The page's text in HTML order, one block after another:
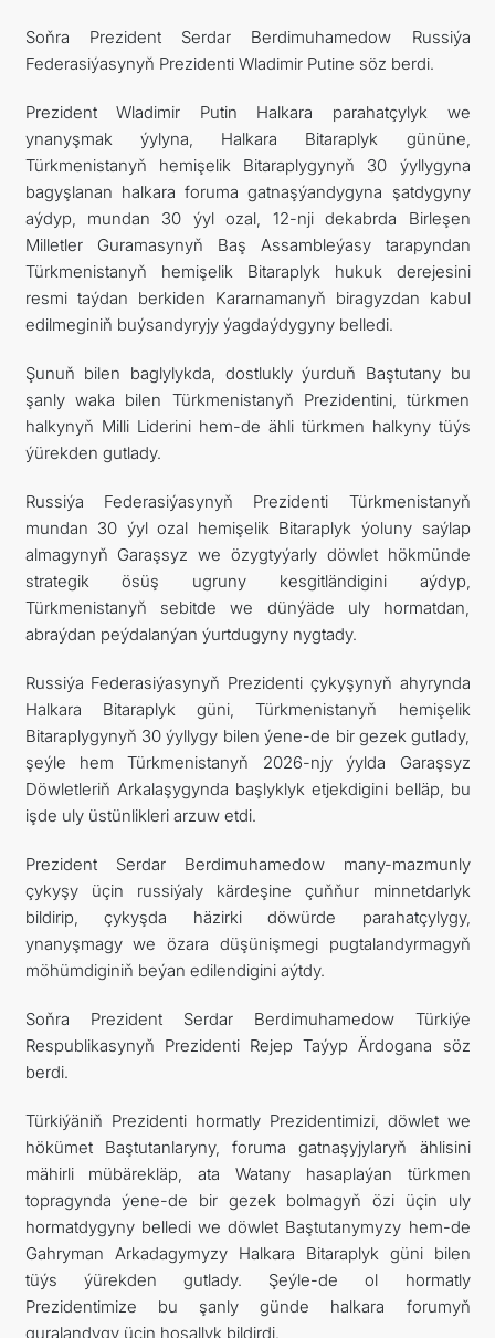
Soňra Prezident Serdar Berdimuhamedow Russiýa
Federasiýasynyň Prezidenti Wladimir Putine söz berdi.
Prezident Wladimir Putin Halkara parahatçylyk we
ynanyşmak ýylyna, Halkara Bitaraplyk gününe,
Türkmenistanyň hemişelik Bitaraplygynyň 30 ýyllygyna
bagyşlanan halkara foruma gatnaşýandygyna şatdygyny
aýdyp, mundan 30 ýyl ozal, 12-nji dekabrda Birleşen
Milletler Guramasynyň Baş Assambleýasy tarapyndan
Türkmenistanyň hemişelik Bitaraplyk hukuk derejesini
resmi taýdan berkiden Kararnamanyň biragyzdan kabul
edilmeginiň buýsandyryjy ýagdaýdygyny belledi.
Şunuň bilen baglylykda, dostlukly ýurduň Baştutany bu
şanly waka bilen Türkmenistanyň Prezidentini, türkmen
halkynyň Milli Liderini hem-de ähli türkmen halkyny tüýs
ýürekden gutlady.
Russiýa Federasiýasynyň Prezidenti Türkmenistanyň
mundan 30 ýyl ozal hemişelik Bitaraplyk ýoluny saýlap
almagynyň Garaşsyz we özygtyýarly döwlet hökmünde
strategik ösüş ugruny kesgitländigini aýdyp,
Türkmenistanyň sebitde we dünýäde uly hormatdan,
abraýdan peýdalanýan ýurtdugyny nygtady.
Russiýa Federasiýasynyň Prezidenti çykyşynyň ahyrynda
Halkara Bitaraplyk güni, Türkmenistanyň hemişelik
Bitaraplygynyň 30 ýyllygy bilen ýene-de bir gezek gutlady,
şeýle hem Türkmenistanyň 2026-njy ýylda Garaşsyz
Döwletleriň Arkalaşygynda başlyklyk etjekdigini belläp, bu
işde uly üstünlikleri arzuw etdi.
Prezident Serdar Berdimuhamedow many-mazmunly
çykyşy üçin russiýaly kärdeşine çuňňur minnetdarlyk
bildirip, çykyşda häzirki döwürde parahatçylygy,
ynanyşmagy we özara düşünişmegi pugtalandyrmagyň
möhümdiginiň beýan edilendigini aýtdy.
Soňra Prezident Serdar Berdimuhamedow Türkiýe
Respublikasynyň Prezidenti Rejep Taýyp Ärdogana söz
berdi.
Türkiýäniň Prezidenti hormatly Prezidentimizi, döwlet we
hökümet Baştutanlaryny, foruma gatnaşyjylaryň ählisini
mähirli mübärekläp, ata Watany hasaplaýan türkmen
topragynda ýene-de bir gezek bolmagyň özi üçin uly
hormatdygyny belledi we döwlet Baştutanymyzy hem-de
Gahryman Arkadagymyzy Halkara Bitaraplyk güni bilen
tüýs ýürekden gutlady. Şeýle-de ol hormatly
Prezidentimize bu şanly günde halkara forumyň
guralandygy üçin hoşallyk bildirdi.